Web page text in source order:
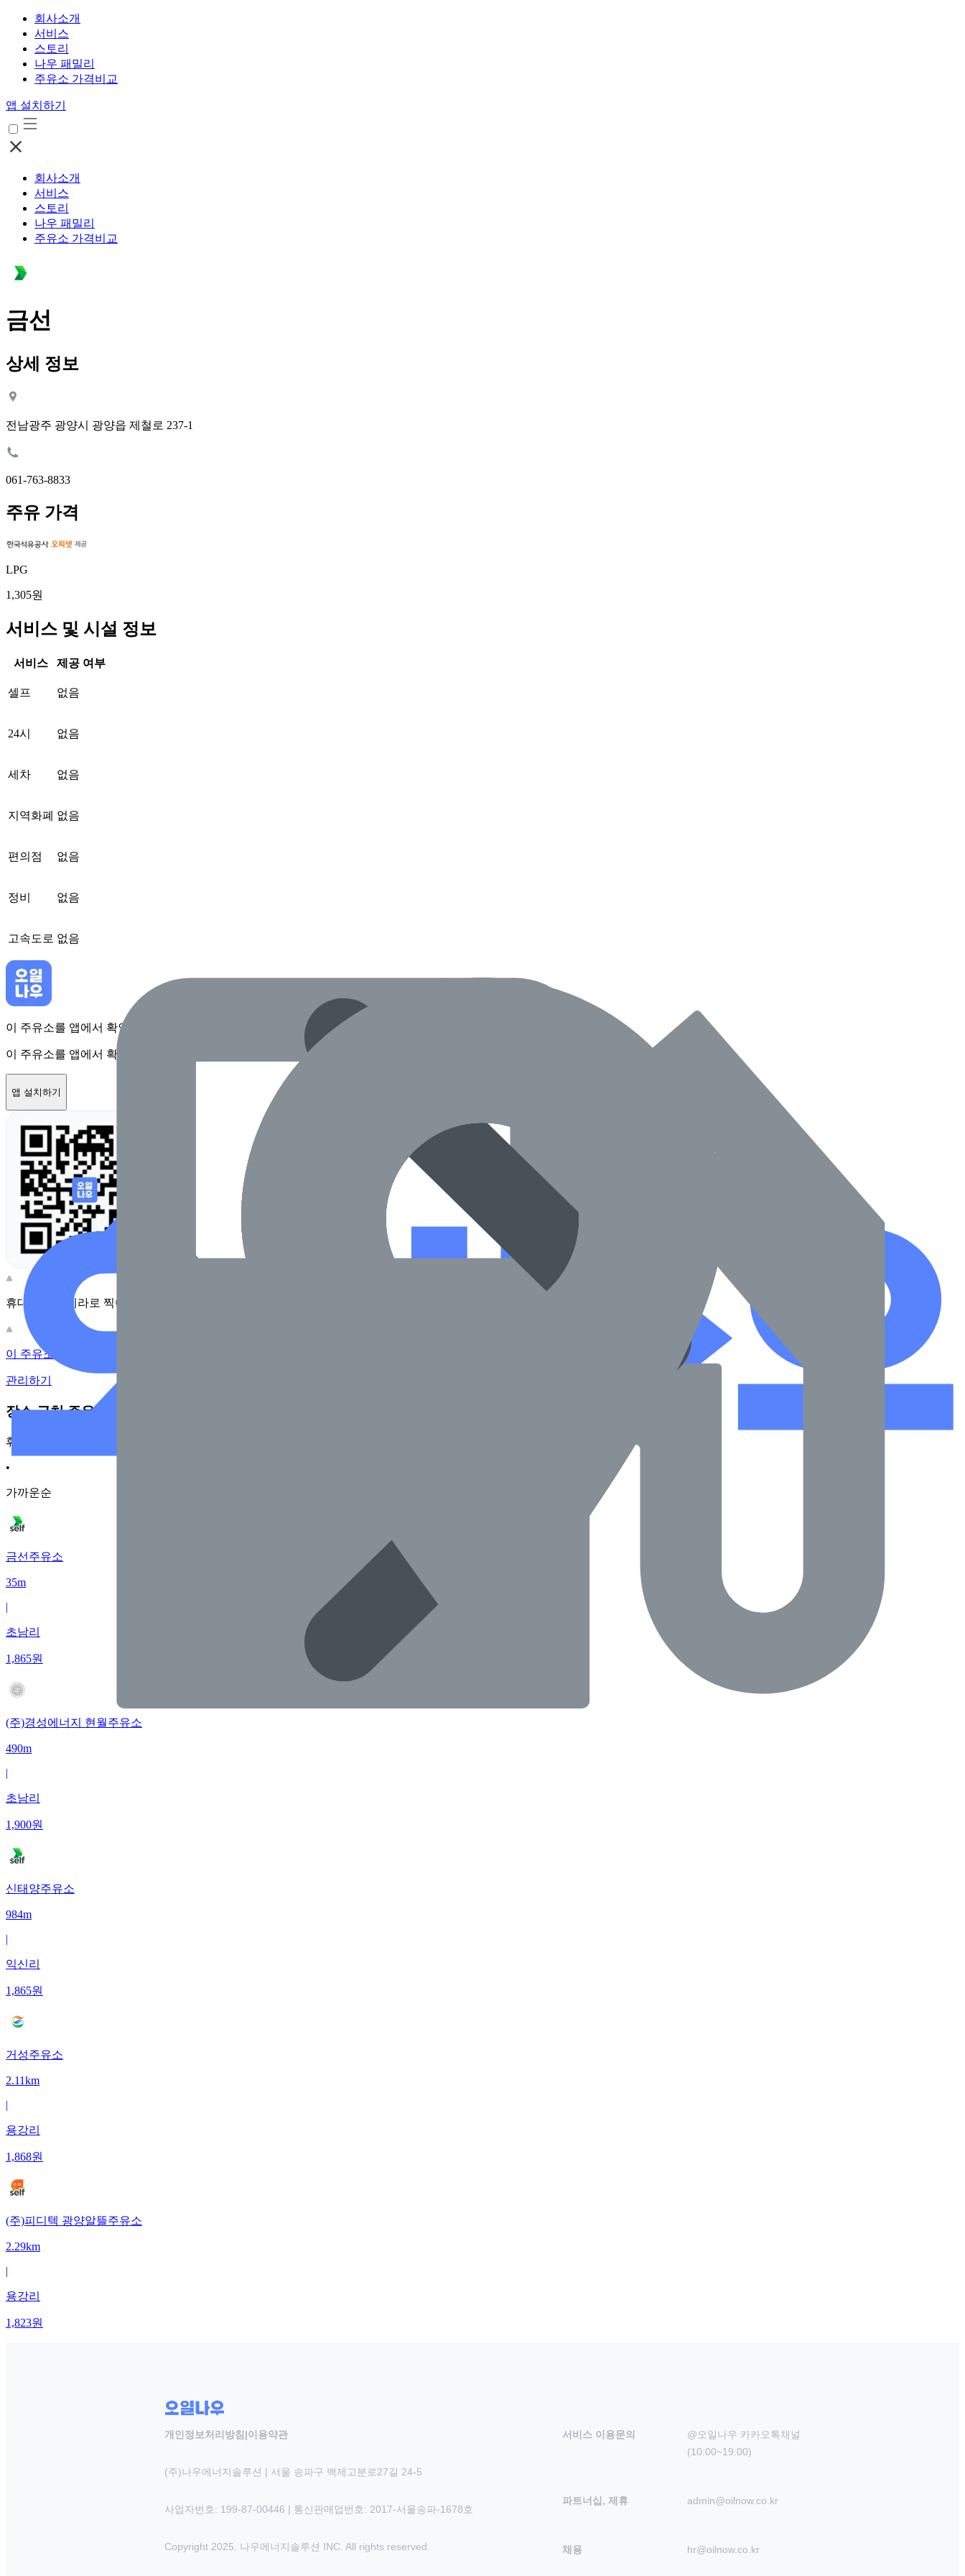
회사소개
서비스
스토리
나우 패밀리
주유소 가격비교
앱 설치하기
회사소개
서비스
스토리
나우 패밀리
주유소 가격비교
금선
상세 정보
전남광주 광양시 광양읍 제철로 237-1
061-763-8833
주유 가격
LPG
1,305원
서비스 및 시설 정보
서비스 제공 여부
셀프 없음
24시 없음
세차 없음
지역화폐 없음
편의점 없음
정비 없음
고속도로 없음
이 주유소를 앱에서 확인하고 최대 1만원 혜택을 받아보세요
이 주유소를 앱에서 확인하고 최대 1만원 혜택을 받아보세요
앱 설치하기
휴대전화 카메라로 찍어보세요
이 주유소의 사장님이신가요?
관리하기
장소 근처 주유소
휘발유
•
가까운순
금선주유소
35m
|
초남리
1,865원
(주)경성에너지 현월주유소
490m
|
초남리
1,900원
신태양주유소
984m
|
익신리
1,865원
거성주유소
2.11km
|
용강리
1,868원
(주)피디텍 광양알뜰주유소
2.29km
|
용강리
1,823원
개인정보처리방침|이용약관
(주)나우에너지솔루션 | 서울 송파구 백제고분로27길 24-5
사업자번호: 199-87-00446 | 통신판매업번호: 2017-서울송파-1678호
Copyright 2025. 나우에너지솔루션 INC. All rights reserved.
서비스 이용문의
@오일나우 카카오톡채널
(10:00~19:00)
파트너십, 제휴 admin@oilnow.co.kr
채용 hr@oilnow.co.kr